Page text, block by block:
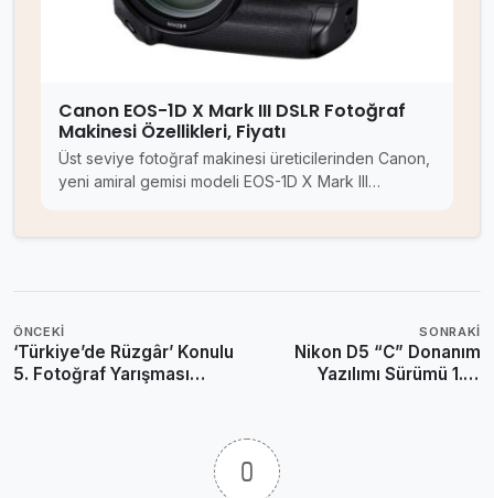
Canon EOS-1D X Mark III DSLR Fotoğraf
Makinesi Özellikleri, Fiyatı
Üst seviye fotoğraf makinesi üreticilerinden Canon,
yeni amiral gemisi modeli EOS-1D X Mark III…
ÖNCEKI
‘Türkiye’de Rüzgâr’ Konulu
5. Fotoğraf Yarışması
SONRAKI
Nikon D5 “C” Donanım
Yazılımı Sürümü 1.01
0